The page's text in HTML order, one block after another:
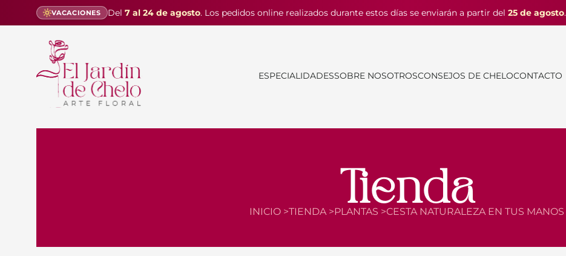
VACACIONES Del 7 al 24 de agosto. Los pedidos online realizados durante estos días se enviarán a partir del 25 de agosto.
ESPECIALIDADESSOBRE NOSOTROSCONSEJOS DE CHELOCONTACTO
Tienda
INICIO >TIENDA >PLANTAS >CESTA NATURALEZA EN TUS MANOS